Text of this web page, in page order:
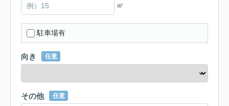
㎡
駐車場有
向き 任意
その他 任意